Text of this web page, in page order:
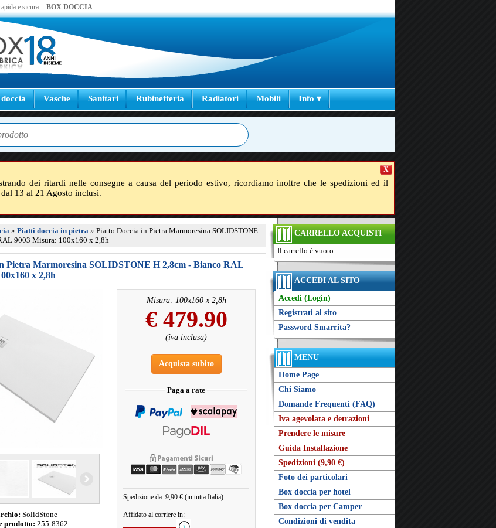
e sicura. - BOX DOCCIA
Vasche Sanitari Rubinetteria Radiatori Mobili Info ▾
dei ritardi nelle consegne a causa del periodo estivo, ricordiamo inoltre che le spedizioni ed il
13 al 21 Agosto inclusi.
X
CARRELLO ACQUISTI
Il carrello è vuoto
ACCEDI AL SITO
Accedi (Login)
Registrati al sito
Password Smarrita?
MENU
Home Page
Chi Siamo
Domande Frequenti (FAQ)
Iva agevolata e detrazioni
Prendere le misure
Guida Installazione
Spedizioni (9,90 €)
Foto dei particolari
Box doccia per hotel
Box doccia per Camper
Condizioni di vendita
» Piatti doccia in pietra » Piatto Doccia in Pietra Marmoresina SOLIDSTONE
9003 Misura: 100x160 x 2,8h
Pietra Marmoresina SOLIDSTONE H 2,8cm - Bianco RAL
x 2,8h
SolidStone
prodotto: 255-8362
Misura: 100x160 x 2,8h
€ 479.90
(iva inclusa)
Acquista subito
Paga a rate
Spedizione da: 9,90 € (in tutta Italia)
Affidato al corriere in: